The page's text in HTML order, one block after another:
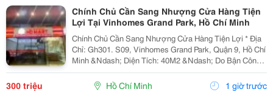
Chính Chủ Cần Sang Nhượng Cửa Hàng Tiện
Lợi Tại Vinhomes Grand Park, Hồ Chí Minh
Chính Chủ Cần Sang Nhượng Cửa Hàng Tiện Lợi * Địa
Chỉ: Gh301. S09, Vinhomes Grand Park, Quận 9, Hồ Chí
Minh &Ndash; Diện Tích: 40M2 &Ndash; Do Bận Công
Việc Đi Nước Ngoài Không Quản Lý Được Nên Mình
Cần Sang Lại Cửa Hàng, &Ndash; Cửa...
300 triệu Hồ Chí Minh 1 giờ trước